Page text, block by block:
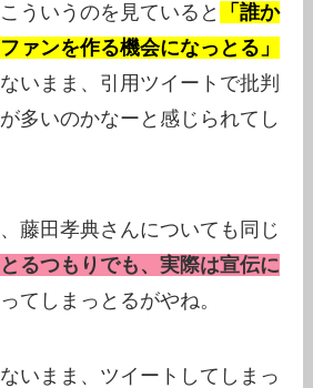
ういうのを見ていると
「誰か
ァンを作る機会になっとる」
いまま、引用ツイートで批判
多いのかなーと感じられてし
藤田孝典さんについても同じ
とるつもりでも、実際は宣伝に
てしまっとるがやね。
いまま、ツイートしてしまっ